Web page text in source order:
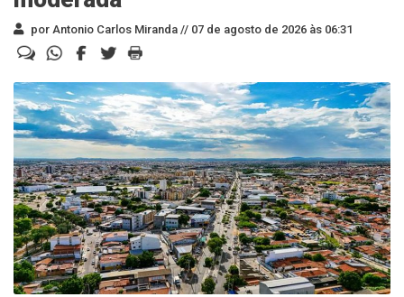
por Antonio Carlos Miranda // 07 de agosto de 2026 às 06:31